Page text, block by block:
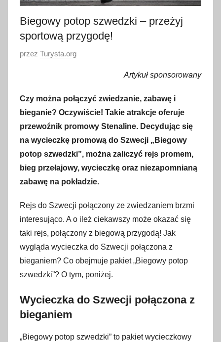
Biegowy potop szwedzki – przeżyj
sportową przygodę!
O
i
k
o
w
a
n
2
6
k
w
i
e
n
i
2
przez Turysta.org
Artykuł sponsorowany
Czy można połączyć zwiedzanie, zabawę i
bieganie? Oczywiście! Takie atrakcje oferuje
przewoźnik promowy Stenaline. Decydując się
na wycieczkę promową do Szwecji „Biegowy
potop szwedzki”, można zaliczyć rejs promem,
bieg przełajowy, ­­­­­wycieczkę oraz niezapomnianą
zabawę na pokładzie.
Rejs do Szwecji połączony ze zwiedzaniem brzmi
interesująco. A o ileż ciekawszy może okazać się
taki rejs, połączony z biegową przygodą! Jak
wygląda wycieczka do Szwecji połączona z
bieganiem? Co obejmuje pakiet „Biegowy potop
szwedzki”? O tym, poniżej.
Wycieczka do Szwecji połączona z
bieganiem
„Biegowy potop szwedzki” to pakiet wycieczkowy